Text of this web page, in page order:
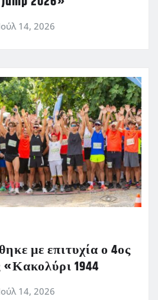
14, 2026
με επιτυχία ο 4ος
1944
14, 2026